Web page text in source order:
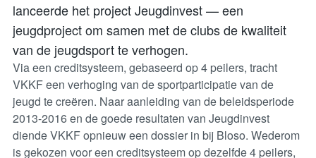
lanceerde het project Jeugdinvest — een
jeugdproject om samen met de clubs de kwaliteit
van de jeugdsport te verhogen.
Via een creditsysteem, gebaseerd op 4 peilers, tracht
VKKF een verhoging van de sportparticipatie van de
jeugd te creëren. Naar aanleiding van de beleidsperiode
2013-2016 en de goede resultaten van Jeugdinvest
diende VKKF opnieuw een dossier in bij Bloso. Wederom
is gekozen voor een creditsysteem op dezelfde 4 peilers,